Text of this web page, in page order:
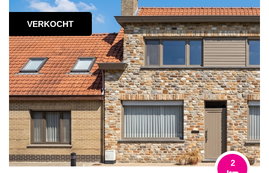
VERKOCHT
2